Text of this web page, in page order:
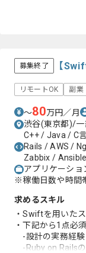
-Ruby on Rails、
-モダンなアーキ
-課題解決や業務
募集終了 【
リモートOK 副業
〜80万円／月
渋谷(東京都)/一
C++ / Java / C
Rails / AWS /
Zabbix /
アプリケーシ
※稼働日数や時間
求めるスキル
・Swiftを用いた
・下記から1点必須
-設計の実務経験
-Ruby on Rails